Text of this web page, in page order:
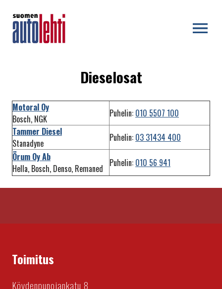
Dieselosat
Motoral Oy
Bosch, NGK
Puhelin: 010 5507 100
Tammer Diesel
Stanadyne
Puhelin: 03 31434 400
Örum Oy Ab
Hella, Bosch, Denso, Remaned
Puhelin: 010 56 941
Toimitus
Köydenpunojankatu 8